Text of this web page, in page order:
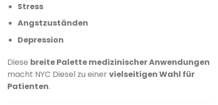
Stress
Angstzuständen
Depression
Diese breite Palette medizinischer Anwendungen
macht NYC Diesel zu einer vielseitigen Wahl für
Patienten.